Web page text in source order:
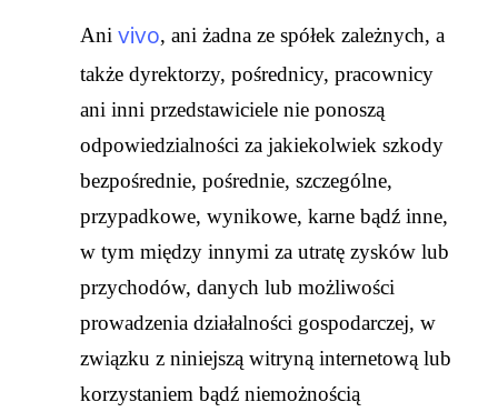
Ani vivo, ani żadna ze spółek zależnych, a
także dyrektorzy, pośrednicy, pracownicy
ani inni przedstawiciele nie ponoszą
odpowiedzialności za jakiekolwiek szkody
bezpośrednie, pośrednie, szczególne,
przypadkowe, wynikowe, karne bądź inne,
w tym między innymi za utratę zysków lub
przychodów, danych lub możliwości
prowadzenia działalności gospodarczej, w
związku z niniejszą witryną internetową lub
korzystaniem bądź niemożnością